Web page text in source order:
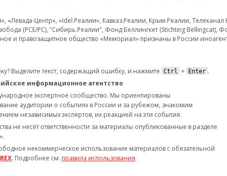
«Левада-Центр», «Idel.Реалии», Кавказ.Реалии, Крым.Реалии,
(PCE/PC), "Сибирь.Реалии", Фонд Беллингкет (Stichting
и правозащитное общество «Мемориал» признаны в России
Выделите текст, содержащий ошибку, и нажмите Ctrl + Enter .
информационное агентство
экспертное сообщество. Мы ориентированы
аудитории о событиях в России и за рубежом, знакомим
независимых экспертов, их реакцией на эти события.
не несёт ответственности за материалы опубликованные в разделе
некоммерческое использование материалов с обязательной
. Подробнее см. правила использования.